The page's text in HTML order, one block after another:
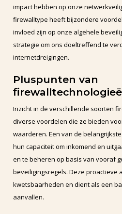
impact hebben op onze
firewalltype heeft bijzondere
invloed zijn op onze algehele
strategie om ons doeltreffend te
internetdreigingen.
Pluspunten van
Inzicht in de verschillende soorten
diverse voordelen die ze bieden
waarderen. Een van de
hun capaciteit om inkomend en
en te beheren op basis van vooraf
beveiligingsregels. Deze proactieve
kwetsbaarheden en dient als een
aanvallen.